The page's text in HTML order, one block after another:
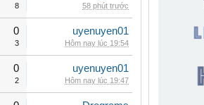
8 58 phút trước
0
3
uyenuyen01
Hôm nay lúc 19:54
0
2
uyenuyen01
Hôm nay lúc 19:47